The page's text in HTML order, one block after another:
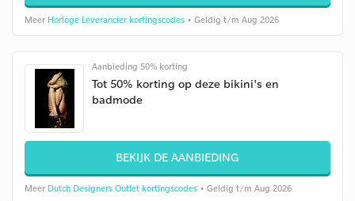
Meer Horloge Leverancier kortingscodes • Geldig t/m Aug 2026
Aanbieding 50% korting
Tot 50% korting op deze bikini's en
badmode
BEKIJK DE AANBIEDING
Meer Dutch Designers Outlet kortingscodes • Geldig t/m Aug 2026